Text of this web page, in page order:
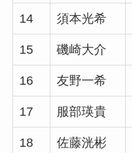
14 須本光希
15 磯崎大介
16 友野一希
17 服部瑛貴
18 佐藤洸彬